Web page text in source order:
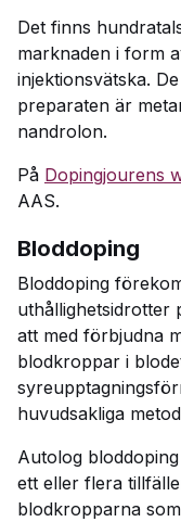
Det finns
marknaden i form
injektionsvätska.
preparaten är
nandrolon.
På Dopingjourens
AAS.
Bloddoping
Bloddoping
uthållighetsidrotter
att med förbjudna
blodkroppar i
huvudsakliga
Autolog
ett eller flera
blodkropparna